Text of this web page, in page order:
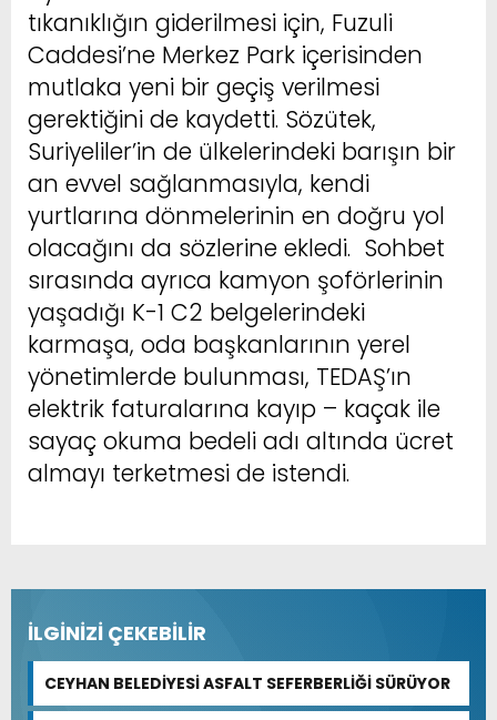
tıkanıklığın giderilmesi için, Fuzuli
Caddesi’ne Merkez Park içerisinden
mutlaka yeni bir geçiş verilmesi
gerektiğini de kaydetti. Sözütek,
Suriyeliler’in de ülkelerindeki barışın bir
an evvel sağlanmasıyla, kendi
yurtlarına dönmelerinin en doğru yol
olacağını da sözlerine ekledi. Sohbet
sırasında ayrıca kamyon şoförlerinin
yaşadığı K-1 C2 belgelerindeki
karmaşa, oda başkanlarının yerel
yönetimlerde bulunması, TEDAŞ’ın
elektrik faturalarına kayıp – kaçak ile
sayaç okuma bedeli adı altında ücret
almayı terketmesi de istendi.
İLGİNİZİ ÇEKEBİLİR
CEYHAN BELEDİYESİ ASFALT SEFERBERLİĞİ SÜRÜYOR